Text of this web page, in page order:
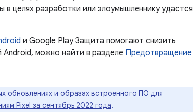
целях разработки или злоумышленнику удастся
и Google Play Защита помогают снизить
Android, можно найти в разделе Предотвращение
обновлениях и образах встроенного ПО для
Pixel за сентябрь 2022 года.